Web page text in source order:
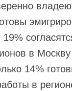
в
14%
в